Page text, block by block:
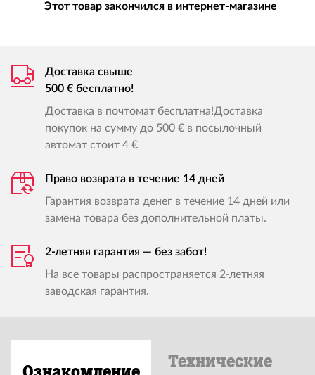
Этот товар закончился в интернет-магазине
Доставка свыше
500 € бесплатно!
Доставка в почтомат бесплатна!Доставка
покупок на сумму до 500 € в посылочный
автомат стоит 4 €
Право возврата в течение 14 дней
Гарантия возврата денег в течение 14 дней или
замена товара без дополнительной платы.
2-летняя гарантия — без забот!
На все товары распространяется 2-летняя
заводская гарантия.
Технические